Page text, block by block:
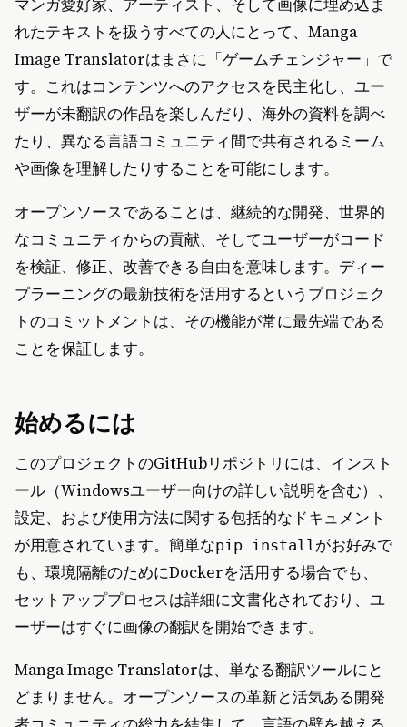
マンガ愛好家、アーティスト、そして画像に埋め込ま
れたテキストを扱うすべての人にとって、Manga
Image Translatorはまさに「ゲームチェンジャー」で
す。これはコンテンツへのアクセスを民主化し、ユー
ザーが未翻訳の作品を楽しんだり、海外の資料を調べ
たり、異なる言語コミュニティ間で共有されるミーム
や画像を理解したりすることを可能にします。
オープンソースであることは、継続的な開発、世界的
なコミュニティからの貢献、そしてユーザーがコード
を検証、修正、改善できる自由を意味します。ディー
プラーニングの最新技術を活用するというプロジェク
トのコミットメントは、その機能が常に最先端である
ことを保証します。
始めるには
このプロジェクトのGitHubリポジトリには、インスト
ール（Windowsユーザー向けの詳しい説明を含む）、
設定、および使用方法に関する包括的なドキュメント
が用意されています。簡単なpip installがお好みで
も、環境隔離のためにDockerを活用する場合でも、
セットアッププロセスは詳細に文書化されており、ユ
ーザーはすぐに画像の翻訳を開始できます。
Manga Image Translatorは、単なる翻訳ツールにと
どまりません。オープンソースの革新と活気ある開発